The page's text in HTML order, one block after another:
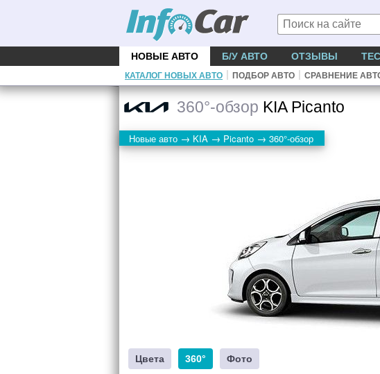
НОВЫЕ АВТО Б/У АВТО ОТЗЫВЫ
КАТАЛОГ НОВЫХ АВТО | ПОДБОР АВТО | СРАВНЕНИЕ
360°-обзор KIA Picanto
Новые авто → KIA → Picanto → 360°-обзор
Цвета 360° Фото